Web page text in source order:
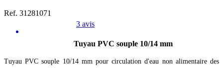
Ref. 31281071
3 avis
Tuyau PVC souple 10/14 mm
Tuyau PVC souple 10/14 mm pour circulation d'eau non alimentaire des